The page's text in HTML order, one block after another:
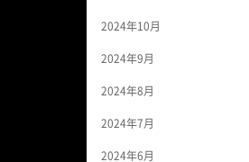
2024年10月
2024年9月
2024年8月
2024年7月
2024年6月